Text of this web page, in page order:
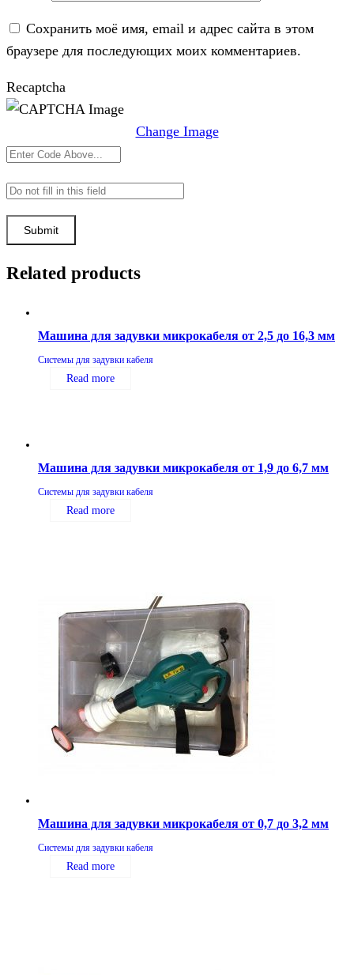
Сохранить моё имя, email и адрес сайта в этом
браузере для последующих моих комментариев.
Recaptcha
Change Image
Related products
Машина для задувки микрокабеля от 2,5 до 16,3 мм
Системы для задувки кабеля
Read more
Машина для задувки микрокабеля от 1,9 до 6,7 мм
Системы для задувки кабеля
Read more
Машина для задувки микрокабеля от 0,7 до 3,2 мм
Системы для задувки кабеля
Read more